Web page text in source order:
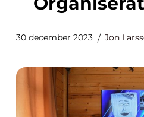
30 december 2023 Jon